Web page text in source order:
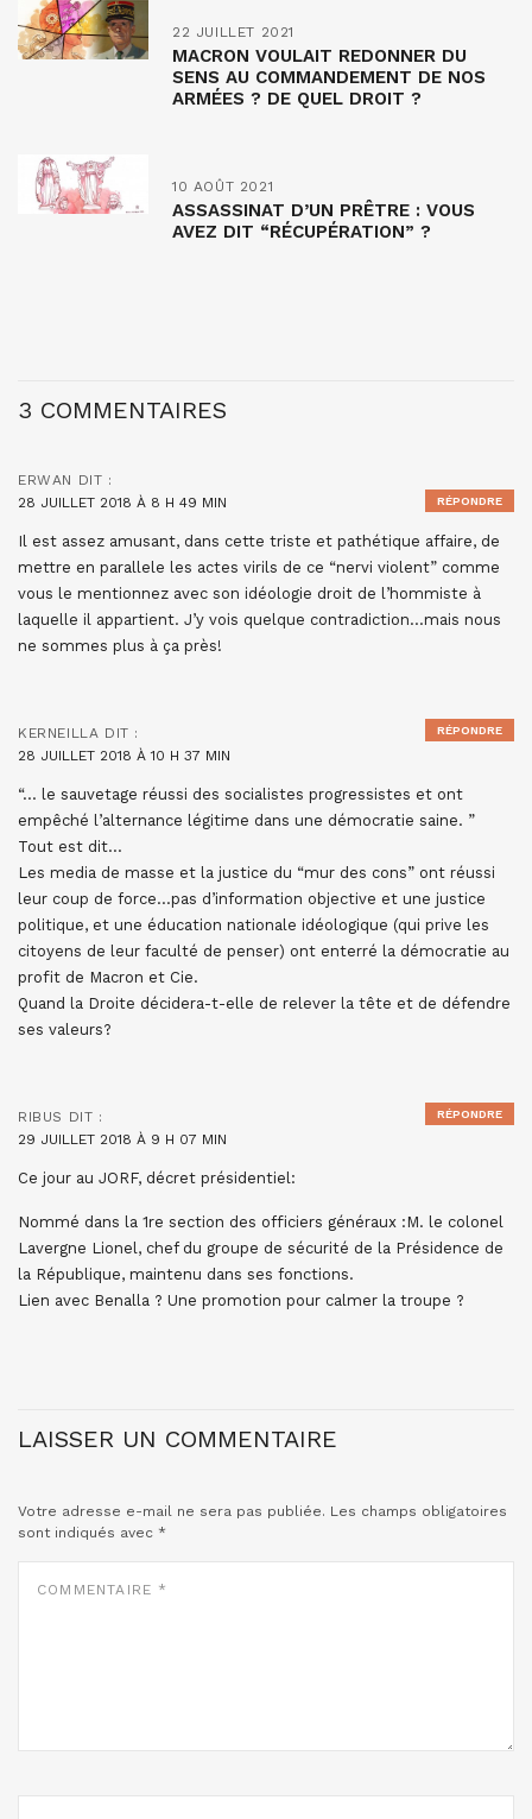
22 JUILLET 2021
MACRON VOULAIT REDONNER DU
SENS AU COMMANDEMENT DE NOS
ARMÉES ? DE QUEL DROIT ?
10 AOÛT 2021
ASSASSINAT D’UN PRÊTRE : VOUS
AVEZ DIT “RÉCUPÉRATION” ?
3 COMMENTAIRES
ERWAN DIT :
28 JUILLET 2018 À 8 H 49 MIN
Il est assez amusant, dans cette triste et pathétique affaire, de
mettre en parallele les actes virils de ce “nervi violent” comme
vous le mentionnez avec son idéologie droit de l’hommiste à
laquelle il appartient. J’y vois quelque contradiction…mais nous
ne sommes plus à ça près!
RÉPONDRE
KERNEILLA DIT :
28 JUILLET 2018 À 10 H 37 MIN
“… le sauvetage réussi des socialistes progressistes et ont
empêché l’alternance légitime dans une démocratie saine. ”
Tout est dit…
Les media de masse et la justice du “mur des cons” ont réussi
leur coup de force…pas d’information objective et une justice
politique, et une éducation nationale idéologique (qui prive les
citoyens de leur faculté de penser) ont enterré la démocratie au
profit de Macron et Cie.
Quand la Droite décidera-t-elle de relever la tête et de défendre
ses valeurs?
RÉPONDRE
RIBUS DIT :
29 JUILLET 2018 À 9 H 07 MIN
Ce jour au JORF, décret présidentiel:
Nommé dans la 1re section des officiers généraux :M. le colonel
Lavergne Lionel, chef du groupe de sécurité de la Présidence de
la République, maintenu dans ses fonctions.
Lien avec Benalla ? Une promotion pour calmer la troupe ?
RÉPONDRE
LAISSER UN COMMENTAIRE
Votre adresse e-mail ne sera pas publiée. Les champs obligatoires
sont indiqués avec *